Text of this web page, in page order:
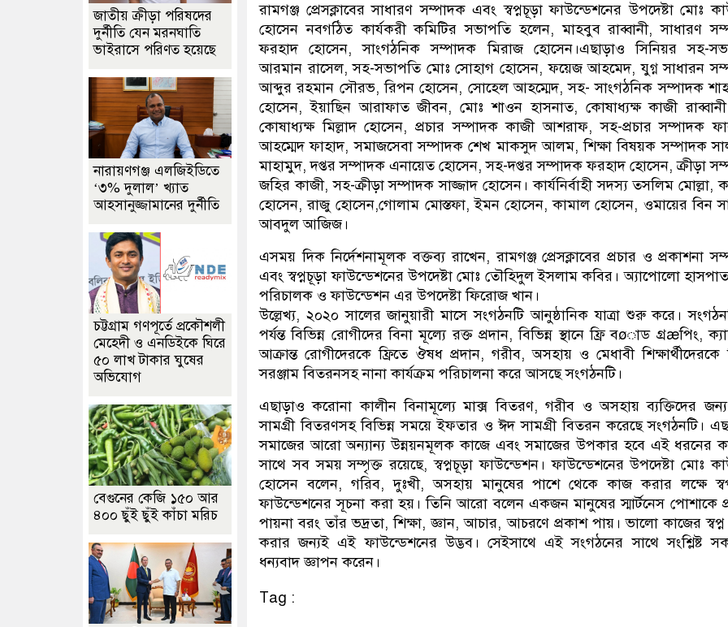
রামগঞ্জ প্রেসক্লাবের সাধারণ সম্পাদক এবং স্বপ্নচূড়া ফাউন্ডেশনের উপদেষ্টা মোঃ
হোসেন নবগঠিত কার্যকরী কমিটির সভাপতি হলেন, মাহবুব রাব্বানী, সাধারণ
ফরহাদ হোসেন, সাংগঠনিক সম্পাদক মিরাজ হোসেন।এছাড়াও সিনিয়র সহ-
আরমান রাসেল, সহ-সভাপতি মোঃ সোহাগ হোসেন, ফয়েজ আহমেদ, যুগ্ন সাধারন
আব্দুর রহমান সৌরভ, রিপন হোসেন, সোহেল আহম্মেদ, সহ- সাংগঠনিক সম্পাদক
হোসেন, ইয়াছিন আরাফাত জীবন, মোঃ শাওন হাসনাত, কোষাধ্যক্ষ কাজী
কোষাধ্যক্ষ মিল্লাদ হোসেন, প্রচার সম্পাদক কাজী আশরাফ, সহ-প্রচার সম্পাদক
আহম্মেদ ফাহাদ, সমাজসেবা সম্পাদক শেখ মাকসুদ আলম, শিক্ষা বিষয়ক সম্পাদক
মাহামুদ, দপ্তর সম্পাদক এনায়েত হোসেন, সহ-দপ্তর সম্পাদক ফরহাদ হোসেন, ক্রীড়া
জহির কাজী, সহ-ক্রীড়া সম্পাদক সাজ্জাদ হোসেন। কার্যনির্বাহী সদস্য তসলিম মোল্লা,
হোসেন, রাজু হোসেন,গোলাম মোস্তফা, ইমন হোসেন, কামাল হোসেন, ওমায়ের বিন
আবদুল আজিজ।
এসময় দিক নির্দেশনামূলক বক্তব্য রাখেন, রামগঞ্জ প্রেসক্লাবের প্রচার ও প্রকাশনা
এবং স্বপ্নচূড়া ফাউন্ডেশনের উপদেষ্টা মোঃ তৌহিদুল ইসলাম কবির। অ্যাপোলো
পরিচালক ও ফাউন্ডেশন এর উপদেষ্টা ফিরোজ খান।
উল্লেখ্য, ২০২০ সালের জানুয়ারী মাসে সংগঠনটি আনুষ্ঠানিক যাত্রা শুরু করে।
পর্যন্ত বিভিন্ন রোগীদের বিনা মূল্যে রক্ত প্রদান, বিভিন্ন স্থানে ফ্রি বøাড গ্রæপিং,
আক্রান্ত রোগীদেরকে ফ্রিতে ঔষধ প্রদান, গরীব, অসহায় ও মেধাবী শিক্ষার্থীদেরকে
সরঞ্জাম বিতরনসহ নানা কার্যক্রম পরিচালনা করে আসছে সংগঠনটি।
এছাড়াও করোনা কালীন বিনামূল্যে মাক্স বিতরণ, গরীব ও অসহায় ব্যক্তিদের জন্য
সামগ্রী বিতরণসহ বিভিন্ন সময়ে ইফতার ও ঈদ সামগ্রী বিতরন করেছে সংগঠনটি।
সমাজের আরো অন্যান্য উন্নয়নমূলক কাজে এবং সমাজের উপকার হবে এই ধরনের
সাথে সব সময় সম্পৃক্ত রয়েছে, স্বপ্নচূড়া ফাউন্ডেশন। ফাউন্ডেশনের উপদেষ্টা মোঃ
হোসেন বলেন, গরিব, দুঃখী, অসহায় মানুষের পাশে থেকে কাজ করার লক্ষে
ফাউন্ডেশনের সূচনা করা হয়। তিনি আরো বলেন একজন মানুষের স্মার্টনেস পোশাকে
পায়না বরং তাঁর ভদ্রতা, শিক্ষা, জ্ঞান, আচার, আচরণে প্রকাশ পায়। ভালো কাজের
করার জন্যই এই ফাউন্ডেশনের উদ্ভব। সেইসাথে এই সংগঠনের সাথে সংশ্লিষ্ট
ধন্যবাদ জ্ঞাপন করেন।
Tag :
জাতীয় ক্রীড়া পরিষদের
দুর্নীতি যেন মরনঘাতি
ভাইরাসে পরিণত হয়েছে
নারায়ণগঞ্জ এলজিইডিতে
‘৩% দুলাল’ খ্যাত
আহসানুজ্জামানের দুর্নীতি
চট্টগ্রাম গণপূর্তে প্রকৌশলী
মেহেদী ও এনডিইকে ঘিরে
৫০ লাখ টাকার ঘুষের
অভিযোগ
বেগুনের কেজি ১৫০ আর
৪০০ ছুঁই ছুঁই কাঁচা মরিচ